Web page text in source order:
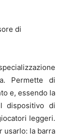
di
Permette di
e, essendo la
dispositivo di
leggeri.
usarlo: la barra